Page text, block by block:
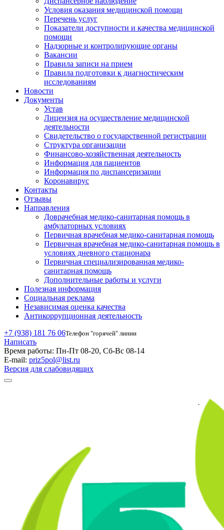
Условия оказания медицинской помощи
Перечень услуг
Показатели доступности и качества медицинской
помощи
Надзорные и контролирующие органы
Вакансии
Правила записи на прием
Правила подготовки к диагностическим
исследованиям
Новости
Документы
Устав
Лицензия на осуществление медицинской
деятельности
Свидетельство о государственной регистрации
Структура организации
Финансово-хозяйственная деятельность
Информация для пациентов
Информация по диспансеризации
Коронавирус
Контакты
Отзывы
Направления
Доврачебная медико-санитарная помощь в
амбулаторных условиях
Первичная врачебная медико-санитарная помощь
Первичная врачебная медико-санитарная помощь в
условиях дневного стационара
Первичная специализированная медико-
санитарная помощь
Дополнительные работы и услуги
Полезная информация
Социальная реклама
Независимая оценка качества
Антикоррупционная деятельность
+7 (938) 181 76 06Телефон "горячей" линии
Написать
Время работы: Пн-Пт 08-20, Сб-Вс 08-14
E-mail: priz5pol@list.ru
Версия для слабовидящих